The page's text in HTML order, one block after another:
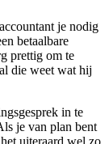
je nodig
betaalbare
prettig om te
die weet wat hij
in te
je van plan bent
uiteraard wel zo